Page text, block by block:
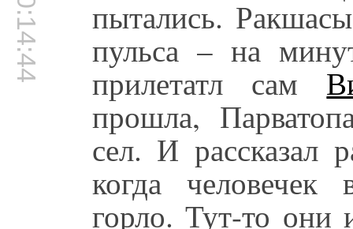
00:14:44 пытались.
пульса – на
прилетатл сам
прошла,
сел. И рассказал
когда человечек
горло. Тут-то они